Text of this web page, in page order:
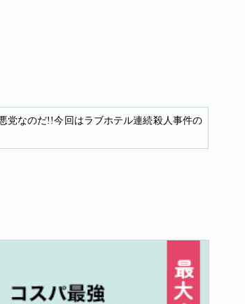
党なのだ!!今回はラブホテル連続殺人事件の